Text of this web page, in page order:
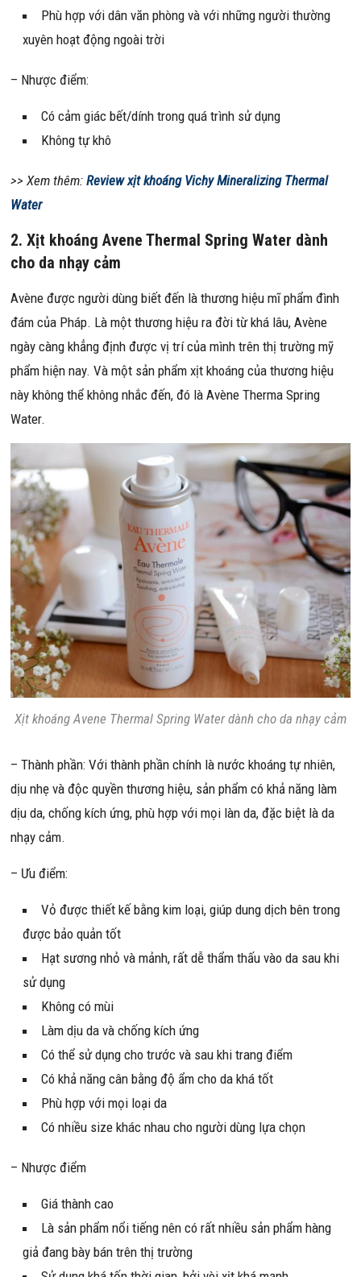
Phù hợp với dân văn phòng và với những người thường
xuyên hoạt động ngoài trời
– Nhược điểm:
Có cảm giác bết/dính trong quá trình sử dụng
Không tự khô
>> Xem thêm:Review xịt khoáng Vichy Mineralizing Thermal
Water
2.Xịt khoáng Avene Thermal Spring Water dành
cho da nhạy cảm
Avène được người dùng biết đến là thương hiệu mĩ phẩm đình
đám của Pháp. Là một thương hiệu ra đời từ khá lâu, Avène
ngày càng khẳng định được vị trí của mình trên thị trường mỹ
phẩm hiện nay. Và một sản phẩm xịt khoáng của thương hiệu
này không thể không nhắc đến, đó là Avène Therma Spring
Water.
Xịt khoáng Avene Thermal Spring Water dành cho da nhạy cảm
– Thành phần: Với thành phần chính là nước khoáng tự nhiên,
dịu nhẹ và độc quyền thương hiệu, sản phẩm có khả năng làm
dịu da, chống kích ứng, phù hợp với mọi làn da, đặc biệt là da
nhạy cảm.
– Ưu điểm:
Vỏ được thiết kế bằng kim loại, giúp dung dịch bên trong
được bảo quản tốt
Hạt sương nhỏ và mảnh, rất dễ thẩm thấu vào da sau khi
sử dụng
Không có mùi
Làm dịu da và chống kích ứng
Có thể sử dụng cho trước và sau khi trang điểm
Có khả năng cân bằng độ ẩm cho da khá tốt
Phù hợp với mọi loại da
Có nhiều size khác nhau cho người dùng lựa chọn
– Nhược điểm
Giá thành cao
Là sản phẩm nổi tiếng nên có rất nhiều sản phẩm hàng
giả đang bày bán trên thị trường